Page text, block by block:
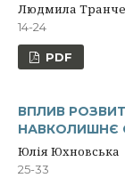
Людмила
14-24
PDF
ВПЛИВ
НАВКОЛИШНЄ
Юлія Юхновська
25-33